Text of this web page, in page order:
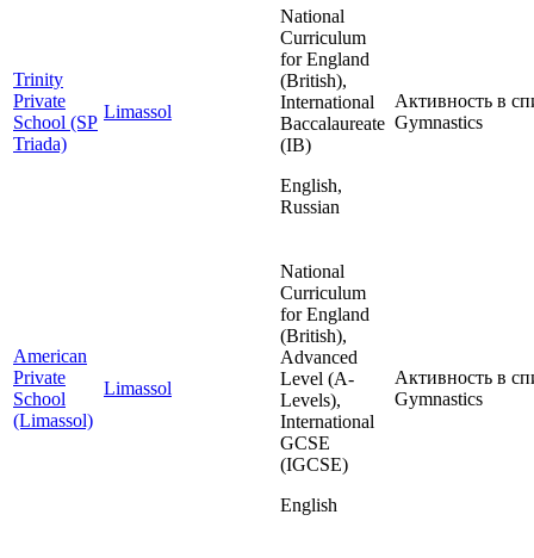
Trinity
Private
School (SP
Triada)
Limassol
National
Curriculum
for England
(British),
International
Baccalaureate
(IB)
English,
Russian
Активность в
Gymnastics
American
Private
School
(Limassol)
Limassol
National
Curriculum
for England
(British),
Advanced
Level (A-
Levels),
International
GCSE
(IGCSE)
English
Активность в
Gymnastics